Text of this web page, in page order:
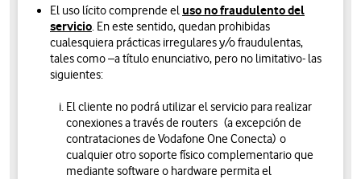
El uso lícito comprende el uso no fraudulento del
servicio. En este sentido, quedan prohibidas
cualesquiera prácticas irregulares y/o fraudulentas,
tales como –a título enunciativo, pero no limitativo- las
siguientes:
El cliente no podrá utilizar el servicio para realizar
conexiones a través de routers (a excepción de
contrataciones de Vodafone One Conecta) o
cualquier otro soporte físico complementario que
mediante software o hardware permita el